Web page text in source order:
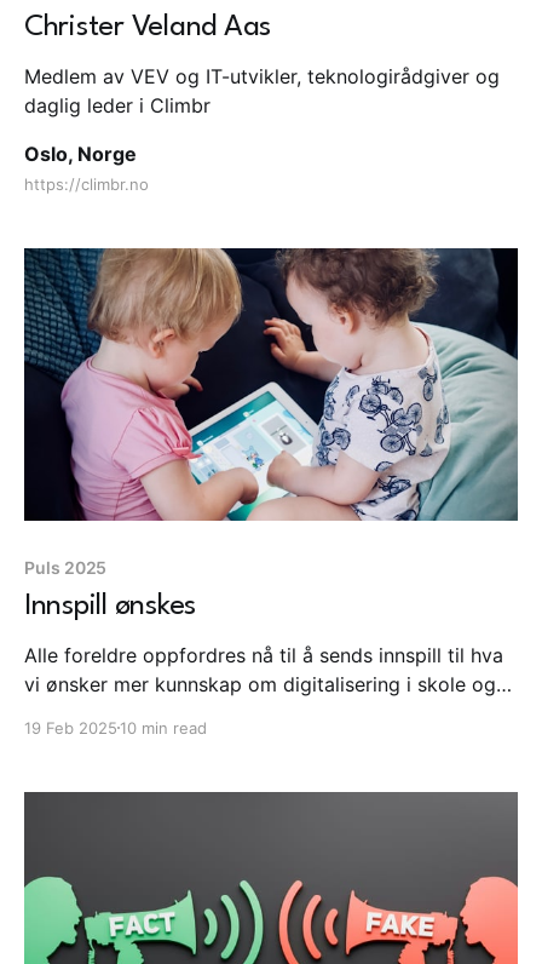
Christer Veland Aas
Medlem av VEV og IT-utvikler, teknologirådgiver og
daglig leder i Climbr
Oslo, Norge
https://climbr.no
Puls 2025
Innspill ønskes
Alle foreldre oppfordres nå til å sends innspill til hva
vi ønsker mer kunnskap om digitalisering i skole og
valg har kommet med sin rapport. Stadig nye
sosiale medier.
19 Feb 2025 10 min read